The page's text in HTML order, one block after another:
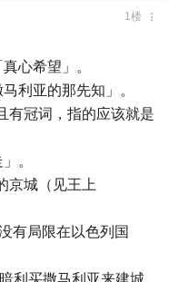
1楼
心希望」。
利亚的那先知」。
有冠词，指的应该就是
。
京城（见王上
有局限在以色列国
利买撒马利亚来建城